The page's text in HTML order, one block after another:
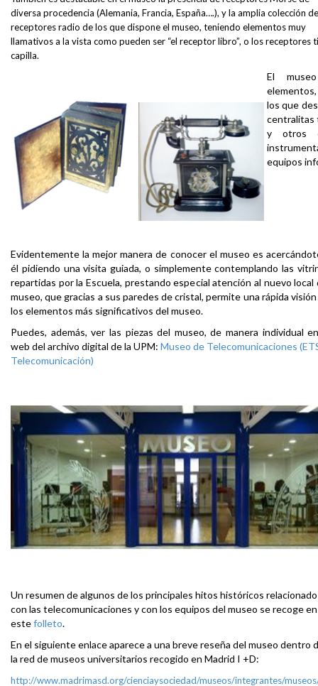
diversa procedencia (Alemania, Francia, España….), y la amplia colección de
receptores radio de los que dispone el museo, teniendo elementos muy
llamativos a la vista como pueden ser “el receptor libro”, o los receptores
capilla.
El
los que
centralitas
y otros
equipos
Evidentemente la mejor manera de conocer el museo es
él pidiendo una visita guiada, o simplemente contemplando las
repartidas por la Escuela, prestando especial atención al nuevo local
museo, que gracias a sus paredes de cristal, permite una rápida
los elementos más significativos del museo.
Puedes, además, ver las piezas del museo, de manera individual
web del archivo digital de la UPM: Museo de Telecomunicaciones
Telecomunicación)
Un resumen de algunos de los principales hitos históricos
con las telecomunicaciones y con los equipos del museo se recoge en
estefolleto.
En el siguiente enlace aparece a una breve reseña del museo dentro
la red de museos universitarios recogido en Madrid I +D:
http://www.madrimasd.org/cienciaysociedad/museos/integrantes/